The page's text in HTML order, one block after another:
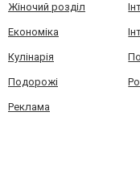
Жіночий розділ
Економіка
Кулінарія
Подорожі
Реклама